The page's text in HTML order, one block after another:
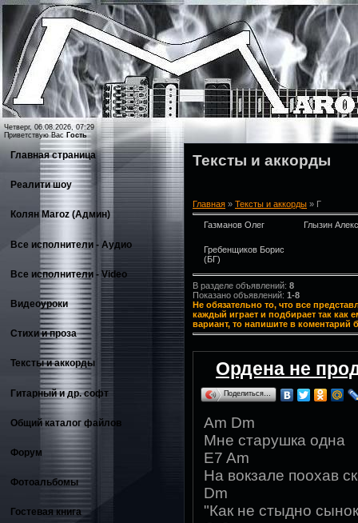
Четверг, 06.08.2026, 07:29
Приветствую Вас Гость
Главная страница
Реалити шоу
Колян Maroz (Админ)
Все исполнители - Аудио
Все исполнители - Video
Видеоуроки
Стихи и проза
Тексты и аккорды
Гитарный и др. софт
Общий каталог файлов
Форум
Фотоальбомы
Гостевая книга
Тексты и аккорды
Главная » Тексты и аккорды » Г
Газманов Олег Глызин
Гребенщиков Борис
(БГ)
В разделе объявлений: 8
Показано объявлений: 1-8
Не обязательно то, что все
каждый играет и подбирает так как
вариант, то напишите в
Ордена не
Поделиться…
Am Dm
Мне старушка одна
E7 Am
На вокзале поохав
Dm
"Как не стыдно